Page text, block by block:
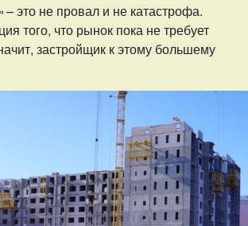
​это не провал и не катастрофа.
того, что рынок пока не требует
застройщик к этому большему